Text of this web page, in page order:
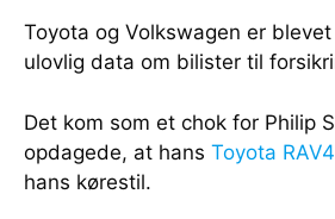
Toyota og Volkswagen er
ulovlig data om bilister til
Det kom som et chok for Philip
opdagede, at hans Toyota RAV4
hans kørestil.